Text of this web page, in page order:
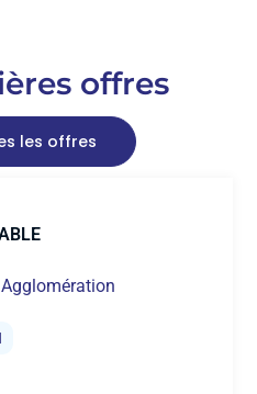
offres
les offres